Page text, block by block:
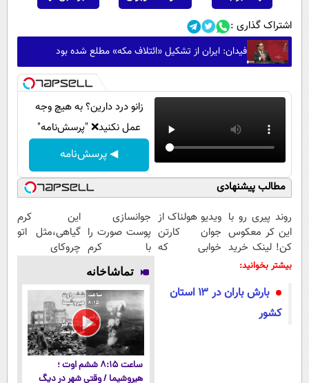
اشتراک گذاری :
فیدان: ایران از تشکیل «ائتلاف مکه» مطلع شده بود
زانو درد دارین؟ به هیچ وجه
عمل نکنید❌ "پرسش‌نامه"
◀ پرسش‌نامه
مطالب پیشنهادی
روند پیری رو با
این کر معکوس
کن! لینک خرید
محصول
ویدیو هولناک از
جوان کارتن
خوابی که
جوانسازی
پوست صورت را
با کرم
ضدچروک
آلمانی تجربه
کنید!
این کرم
گیاهی،مثل اتو
چروکای
بیشتر بخوانید:
بارش باران در ۱۳ استان
کشور
تماشاخانه
ساعت ۸:۱۵ ششم اوت ؛
هیروشیما / وقتی شهر در دیگ